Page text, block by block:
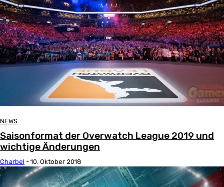
NEWS
Saisonformat der Overwatch League 2019 und
wichtige Änderungen
Charbel - 10. Oktober 2018